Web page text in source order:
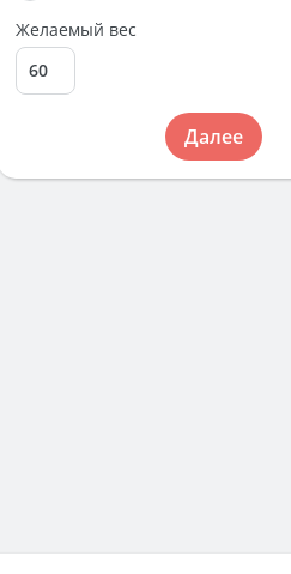
Желаемый вес
Далее